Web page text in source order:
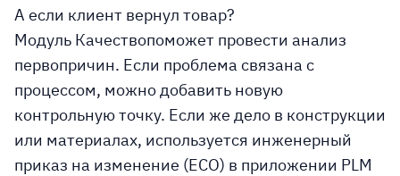
А если клиент вернул товар?
Модуль Качествопоможет провести анализ
первопричин. Если проблема связана с
процессом, можно добавить новую
контрольную точку. Если же дело в конструкции
или материалах, используется инженерный
приказ на изменение (ECO) в приложении PLM